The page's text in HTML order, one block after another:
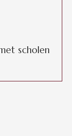
scholen